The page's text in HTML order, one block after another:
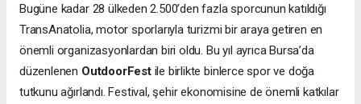
Bugüne kadar 28 ülkeden 2.500’den fazla sporcunun katıldığı
TransAnatolia, motor sporlarıyla turizmi bir araya getiren en
önemli organizasyonlardan biri oldu. Bu yıl ayrıca Bursa’da
düzenlenen OutdoorFestile birlikte binlerce spor ve doğa
tutkunu ağırlandı. Festival, şehir ekonomisine de önemli katkılar